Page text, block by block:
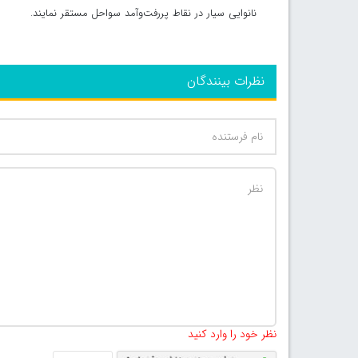
نانوایی سیار در نقاط پررفت‌وآمد سواحل مستقر نمایند.
نظرات بینندگان
نظر خود را وارد کنید